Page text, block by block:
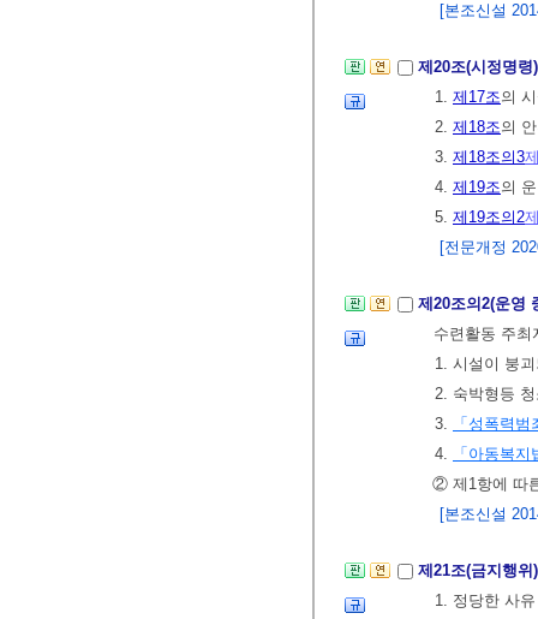
[본조신설
제20조(시정명
1. 제17조의
2. 제18조의
3. 제18조의3
4. 제19조의
5. 제19조의2
[전문개정
제20조의2(운영
수련활동 주
1. 시설이 붕
2. 숙박형등
3.
「성폭력
4.
「아동복지
② 제1항에 따
[본조신설
제21조(금지행
1. 정당한 사